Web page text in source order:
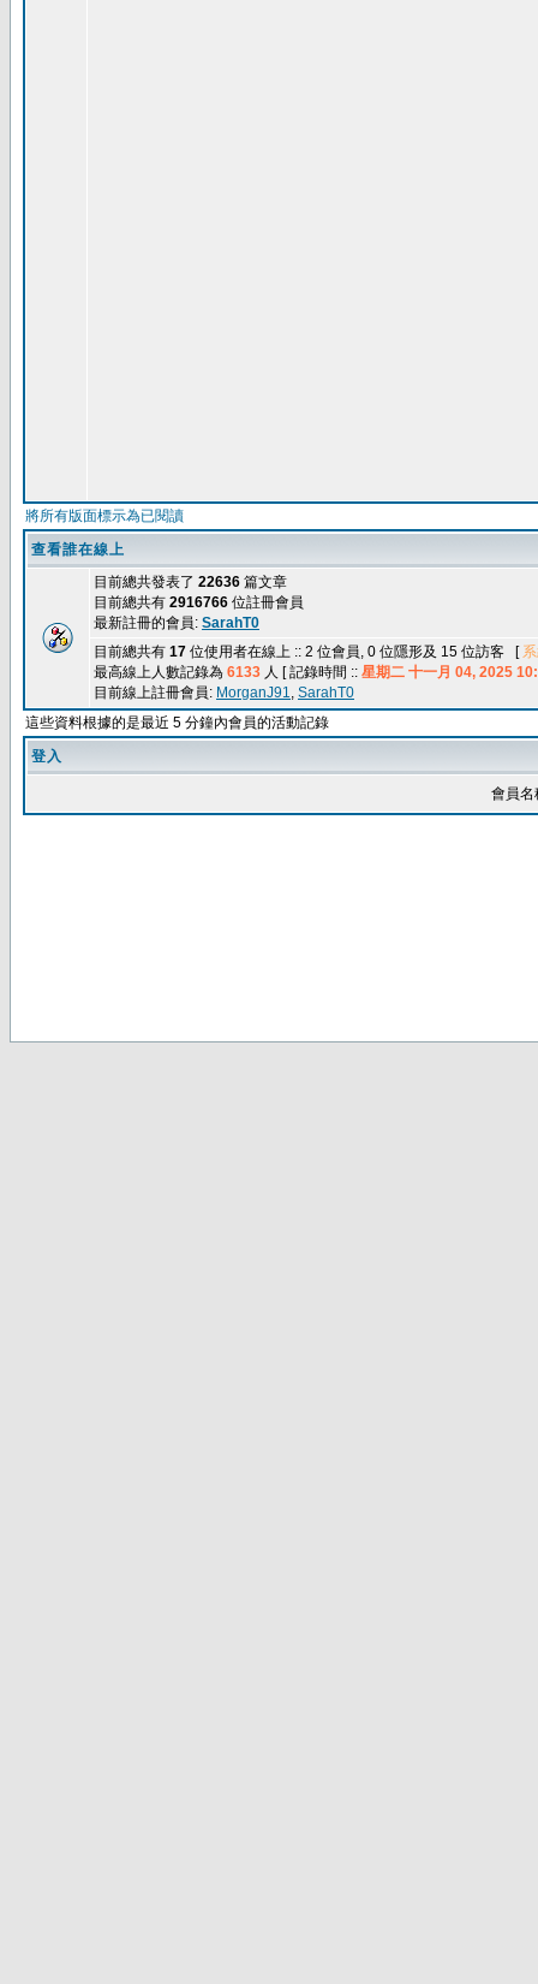
將所有版面標示為已閱讀
查看誰在線上
目前總共發表了 22636 篇文章
目前總共有 2916766 位註冊會員
最新註冊的會員: SarahT0
目前總共有 17 位使用者在線上 :: 2 位會員, 0 位隱形及 15 位訪客 [
最高線上人數記錄為 6133 人 [ 記錄時間 :: 星期二 十一月 04, 2025
目前線上註冊會員: MorganJ91, SarahT0
這些資料根據的是最近 5 分鐘內會員的活動記錄
登入
會員